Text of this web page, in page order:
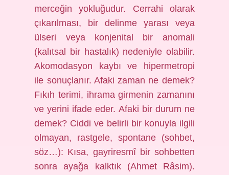
merceğin yokluğudur. Cerrahi olarak
çıkarılması, bir delinme yarası veya
ülseri veya konjenital bir anomali
(kalıtsal bir hastalık) nedeniyle olabilir.
Akomodasyon kaybı ve hipermetropi
ile sonuçlanır. Afaki zaman ne demek?
Fıkıh terimi, ihrama girmenin zamanını
ve yerini ifade eder. Afaki bir durum ne
demek? Ciddi ve belirli bir konuyla ilgili
olmayan, rastgele, spontane (sohbet,
söz…): Kısa, gayriresmî bir sohbetten
sonra ayağa kalktık (Ahmet Râsim).